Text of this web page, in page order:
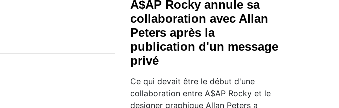
A$AP Rocky annule sa
collaboration avec Allan
Peters après la
publication d'un message
privé
Ce qui devait être le début d'une
collaboration entre A$AP Rocky et le
designer graphique Allan Peters a